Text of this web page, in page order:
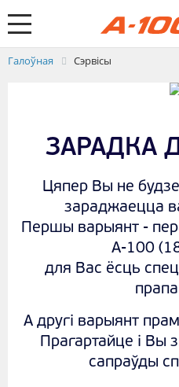
Зваротная сувязь
Паслугi
Заяўка на выстаўленне ЭРФ
Галоўная Сэрвісы
ЗАРАДКА
Цяпер Вы не
зараджаецца
Першы варыянт -
А-100
для Вас ёсць
А другі варыянт
Прагартайце і Вы
сапраўды